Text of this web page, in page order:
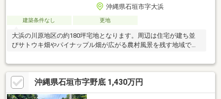
沖縄県石垣市字大浜
建築条件なし 更地
大浜の川原地区の約180坪宅地となります。周辺は住宅が建ち並
びサトウキ畑やパイナップル畑が広がる農村風景を残す地域で
沖縄県石垣市字野底 1,430万円